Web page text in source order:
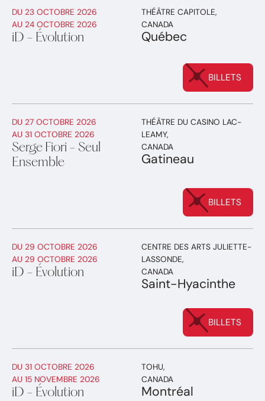
DU 23 OCTOBRE 2026
AU 24 OCTOBRE 2026
iD - Évolution
THÉÂTRE CAPITOLE,
CANADA
Québec
BILLETS
DU 27 OCTOBRE 2026
AU 31 OCTOBRE 2026
Serge Fiori - Seul
Ensemble
THÉÂTRE DU CASINO LAC-
LEAMY,
CANADA
Gatineau
BILLETS
DU 29 OCTOBRE 2026
AU 29 OCTOBRE 2026
iD - Évolution
CENTRE DES ARTS JULIETTE-
LASSONDE,
CANADA
Saint-Hyacinthe
BILLETS
DU 31 OCTOBRE 2026
AU 15 NOVEMBRE 2026
iD - Évolution
TOHU,
CANADA
Montréal